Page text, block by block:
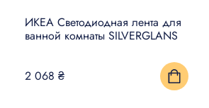
ИКЕА Светодиодная лента для
ванной комнаты SILVERGLANS
2 068 ₴